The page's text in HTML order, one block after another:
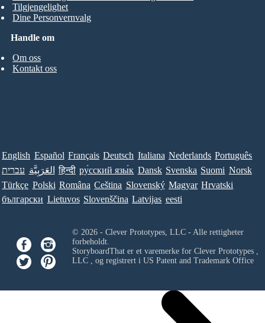
Handle om
Om oss
Kontakt oss
Tilgjengelighet
Dine Personvernvalg
English Español Français Deutsch Italiana Nederlands Português
עברית العَرَبِيَّة हिन्दी ру́сский язы́к Dansk Svenska Suomi Norsk
Türkçe Polski Româna Ceština Slovenský Magyar Hrvatski
български Lietuvos Slovenščina Latvijas eesti
© 2026 - Clever Prototypes, LLC - Alle rettigheter
forbeholdt.
StoryboardThat er et varemerke for Clever Prototypes ,
LLC, og registrert i US Patent and Trademark Office